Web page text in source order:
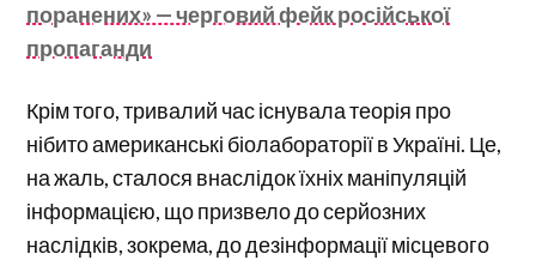
поранених» — черговий фейк російської
пропаганди
Крім того, тривалий час існувала теорія про
нібито американські біолабораторії в Україні. Це,
на жаль, сталося внаслідок їхніх маніпуляцій
інформацією, що призвело до серйозних
наслідків, зокрема, до дезінформації місцевого